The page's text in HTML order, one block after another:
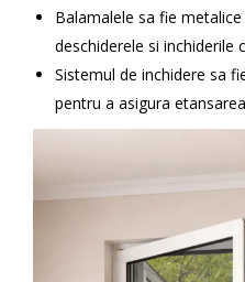
Balamalele sa fie
deschiderele si inchiderile
Sistemul de inchidere sa
pentru a asigura